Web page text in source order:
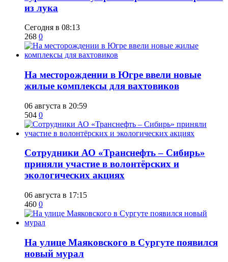
из лука
Сегодня в 08:13
268 0
​На месторождении в Югре ввели новые
жилые комплексы для вахтовиков
06 августа в 20:59
504 0
Сотрудники АО «Транснефть – Сибирь»
приняли участие в волонтёрских и
экологических акциях
06 августа в 17:15
460 0
​На улице Маяковского в Сургуте появился
новый мурал